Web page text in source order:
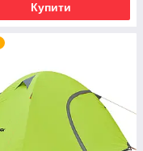
Купити